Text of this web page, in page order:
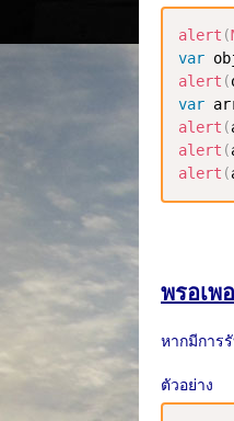
alert (
var
alert (
var
alert (
alert (
alert (
พรอเพ
หากมีการ
ตัวอย่าง